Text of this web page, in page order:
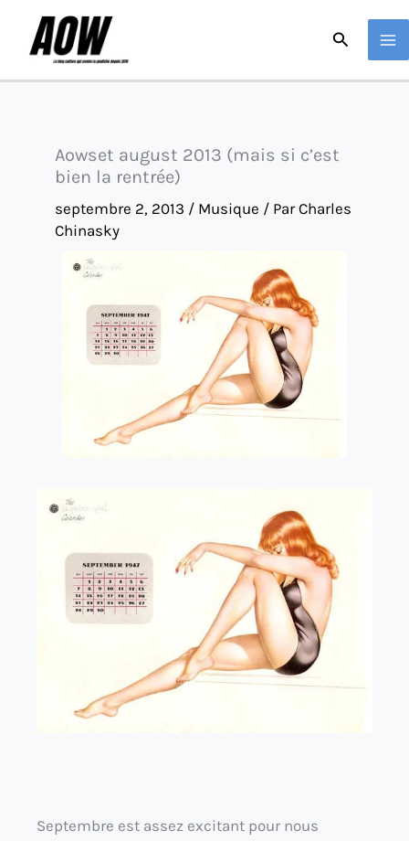
Aowset august 2013 (mais si c’est
bien la rentrée)
septembre 2, 2013 / Musique / ParCharles
Chinasky
Septembre est assez excitant pour nous